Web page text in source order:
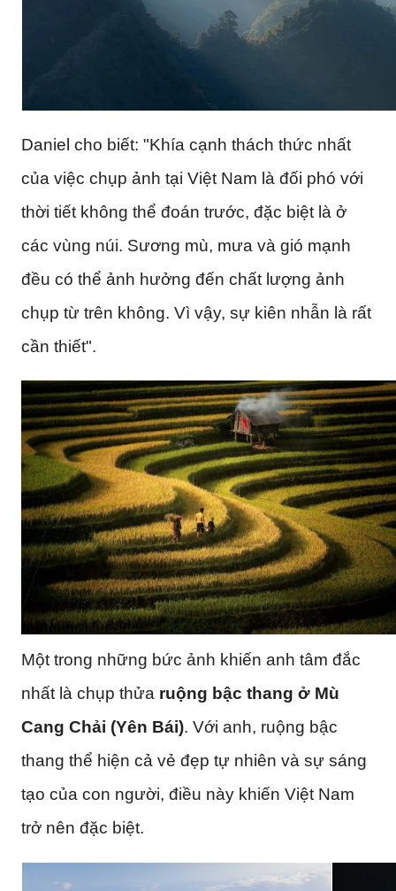
Daniel cho biết: "Khía cạnh thách thức nhất
của việc chụp ảnh tại Việt Nam là đối phó với
thời tiết không thể đoán trước, đặc biệt là ở
các vùng núi. Sương mù, mưa và gió mạnh
đều có thể ảnh hưởng đến chất lượng ảnh
chụp từ trên không. Vì vậy, sự kiên nhẫn là rất
cần thiết".
Một trong những bức ảnh khiến anh tâm đắc
nhất là chụp thửa ruộng bậc thang ở Mù
Cang Chải (Yên Bái). Với anh, ruộng bậc
thang thể hiện cả vẻ đẹp tự nhiên và sự sáng
tạo của con người, điều này khiến Việt Nam
trở nên đặc biệt.